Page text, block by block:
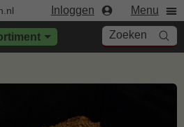
Inloggen Menu
Zoeken